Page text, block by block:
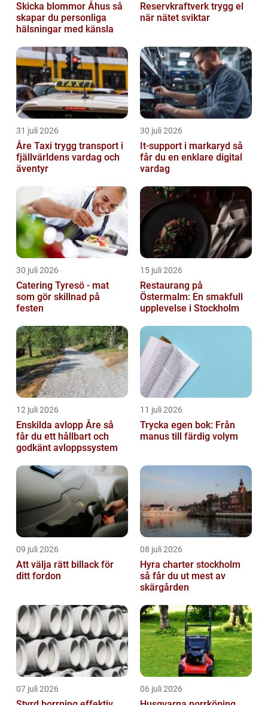
Skicka blommor Åhus så
skapar du personliga
hälsningar med känsla
Reservkraftverk trygg el
när nätet sviktar
31 juli 2026
Åre Taxi trygg transport i
fjällvärldens vardag och
äventyr
30 juli 2026
It-support i markaryd så
får du en enklare digital
vardag
30 juli 2026
Catering Tyresö - mat
som gör skillnad på
festen
15 juli 2026
Restaurang på
Östermalm: En smakfull
upplevelse i Stockholm
12 juli 2026
Enskilda avlopp Åre så
får du ett hållbart och
godkänt avloppssystem
11 juli 2026
Trycka egen bok: Från
manus till färdig volym
09 juli 2026
Att välja rätt billack för
ditt fordon
08 juli 2026
Hyra charter stockholm
så får du ut mest av
skärgården
07 juli 2026 06 juli 2026